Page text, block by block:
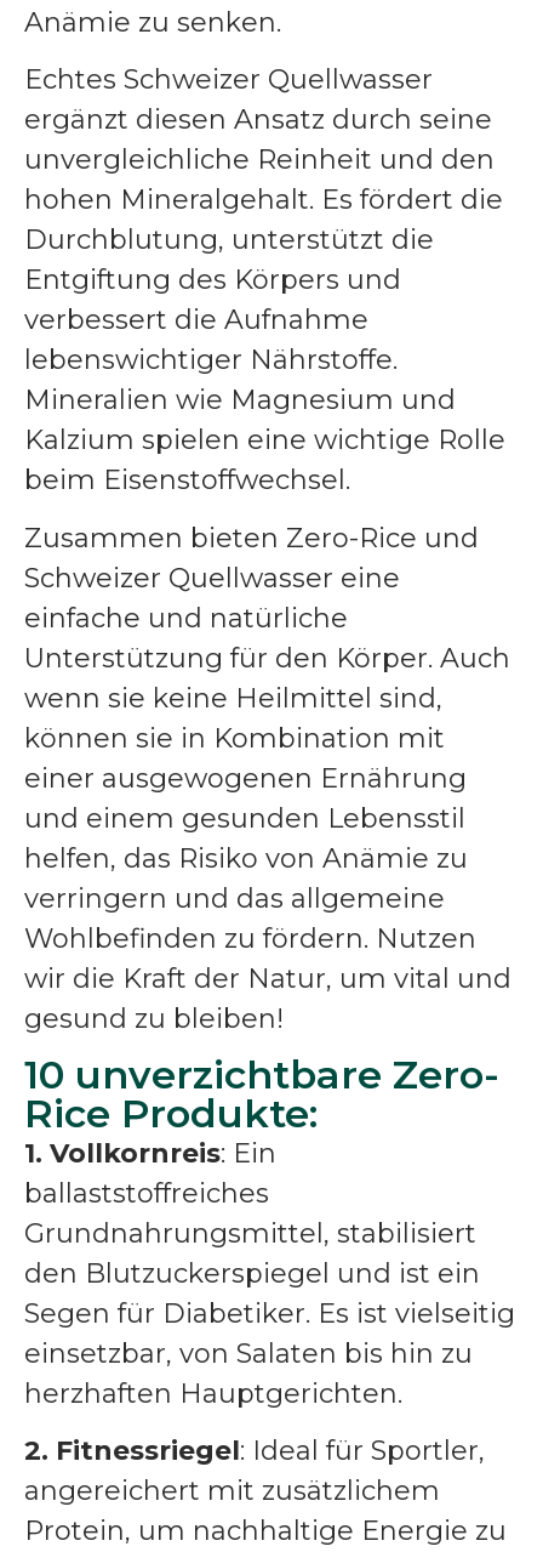
Anämie zu senken.
Echtes Schweizer Quellwasser
ergänzt diesen Ansatz durch seine
unvergleichliche Reinheit und den
hohen Mineralgehalt. Es fördert die
Durchblutung, unterstützt die
Entgiftung des Körpers und
verbessert die Aufnahme
lebenswichtiger Nährstoffe.
Mineralien wie Magnesium und
Kalzium spielen eine wichtige Rolle
beim Eisenstoffwechsel.
Zusammen bieten Zero-Rice und
Schweizer Quellwasser eine
einfache und natürliche
Unterstützung für den Körper. Auch
wenn sie keine Heilmittel sind,
können sie in Kombination mit
einer ausgewogenen Ernährung
und einem gesunden Lebensstil
helfen, das Risiko von Anämie zu
verringern und das allgemeine
Wohlbefinden zu fördern. Nutzen
wir die Kraft der Natur, um vital und
gesund zu bleiben!
10 unverzichtbare Zero-
Rice Produkte:
1. Vollkornreis: Ein
ballaststoffreiches
Grundnahrungsmittel, stabilisiert
den Blutzuckerspiegel und ist ein
Segen für Diabetiker. Es ist vielseitig
einsetzbar, von Salaten bis hin zu
herzhaften Hauptgerichten.
2. Fitnessriegel: Ideal für Sportler,
angereichert mit zusätzlichem
Protein, um nachhaltige Energie zu